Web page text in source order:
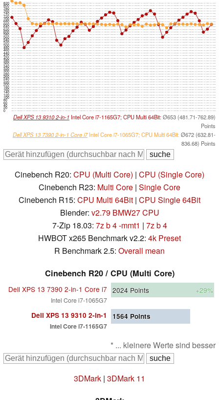
0
20
40
60
80
100
120
140
160
180
200
220
240
260
280
300
320
340
360
380
400
420
440
460
480
500
520
540
560
580
600
620
640
660
680
700
720
740
760
780
800
820
Dell XPS 13 9310 2-in-1 Intel Core i7-1165G7; CPU Multi 64Bit:Ø653 (481.71-762.89)
Points
Dell XPS 13 7390 2-in-1 Core i7Intel Core i7-1065G7; CPU Multi 64Bit:Ø672 (632.81-
836.68) Points
Cinebench R20: CPU (Multi Core) | CPU (Single Core)
Cinebench R23: Multi Core | Single Core
Cinebench R15: CPU Multi 64Bit | CPU Single 64Bit
Blender: v2.79 BMW27 CPU
7-Zip 18.03: 7z b 4 -mmt1 | 7z b 4
HWBOT x265 Benchmark v2.2: 4k Preset
R Benchmark 2.5: Overall mean
Cinebench R20 / CPU (Multi Core)
Dell XPS 13 7390 2-in-1 Core i7
Intel Core i7-1065G7
2024 Points +29%
Dell XPS 13 9310 2-in-1
Intel Core i7-1165G7
1564 Points
* ... kleinere Werte sind besser
3DMark | 3DMark 11